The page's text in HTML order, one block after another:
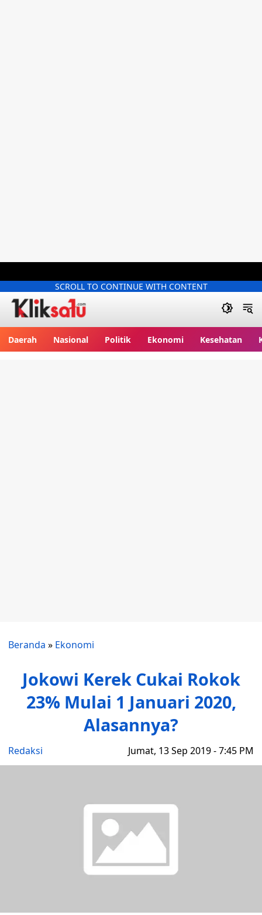
SCROLL TO CONTINUE WITH CONTENT
Daerah Nasional Politik Ekonomi Kesehatan
Beranda » Ekonomi
Jokowi Kerek Cukai Rokok
23% Mulai 1 Januari 2020,
Alasannya?
Redaksi Jumat, 13 Sep 2019 - 7:45 PM